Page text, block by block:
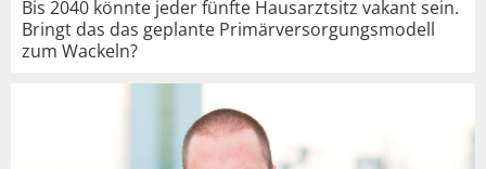
Bis 2040 könnte jeder fünfte Hausarztsitz vakant sein.
Bringt das das geplante Primärversorgungsmodell
zum Wackeln?